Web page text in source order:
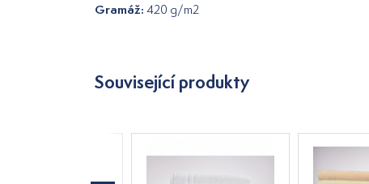
Gramáž: 420 g/m2
Související produkty